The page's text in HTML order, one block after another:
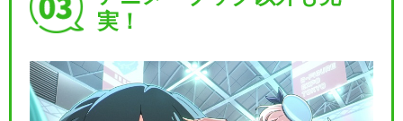
実！